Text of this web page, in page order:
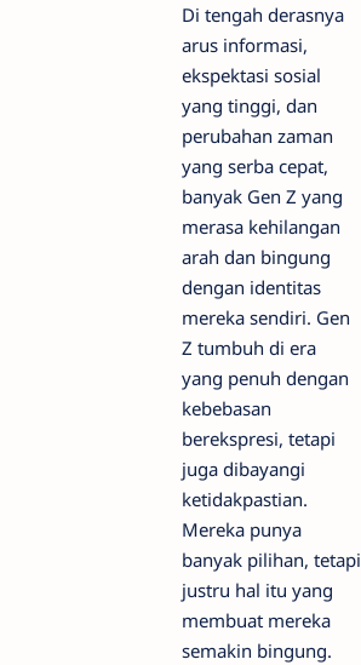
Di tengah derasnya
arus informasi,
ekspektasi sosial
yang tinggi, dan
perubahan zaman
yang serba cepat,
banyak Gen Z yang
merasa kehilangan
arah dan bingung
dengan identitas
mereka sendiri. Gen
Z tumbuh di era
yang penuh dengan
kebebasan
berekspresi, tetapi
juga dibayangi
ketidakpastian.
Mereka punya
banyak pilihan, tetapi
justru hal itu yang
membuat mereka
semakin bingung.